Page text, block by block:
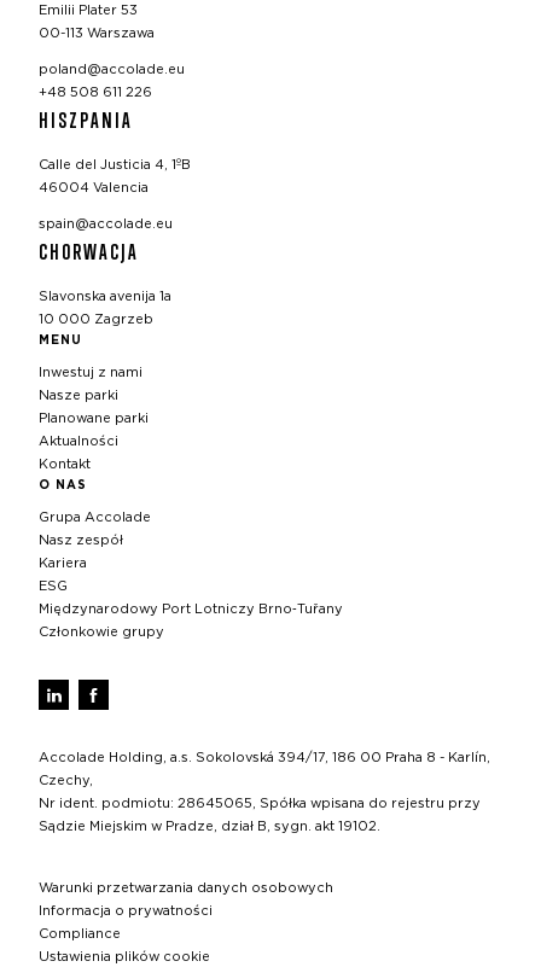
Emilii Plater 53
00-113 Warszawa
poland@accolade.eu
+48 508 611 226
HISZPANIA
Calle del Justicia 4, 1ºB
46004 Valencia
spain@accolade.eu
CHORWACJA
Slavonska avenija 1a
10 000 Zagrzeb
MENU
Inwestuj z nami
Nasze parki
Planowane parki
Aktualności
Kontakt
O NAS
Grupa Accolade
Nasz zespół
Kariera
ESG
Międzynarodowy Port Lotniczy Brno‑Tuřany
Członkowie grupy
Accolade Holding, a.s. Sokolovská 394/17, 186 00 Praha 8 - Karlín,
Czechy,
Nr ident. podmiotu: 28645065, Spółka wpisana do rejestru przy
Sądzie Miejskim w Pradze, dział B, sygn. akt 19102.
Warunki przetwarzania danych osobowych
Informacja o prywatności
Compliance
Ustawienia plików cookie